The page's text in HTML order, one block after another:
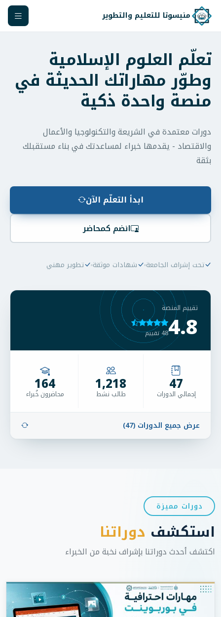
منيسوتا للتعليم والتطوير
تعلّم العلوم الإسلامية
وطوّر مهاراتك الحديثة في
منصة واحدة ذكية
دورات معتمدة في الشريعة والتكنولوجيا والأعمال
والاقتصاد - يقدمها خبراء لمساعدتك في بناء مستقبلك
بثقة
ابدأ التعلّم الآن
انضم كمحاضر
تحت إشراف الجامعة شهادات موثقة تطوير مهني
تقييم المنصة
4.848 تقييم
47
إجمالي الدورات 1,218
طالب نشط 164
محاضرون خُبراء
عرض جميع الدورات (47)
دورات مميزة
استكشف دوراتنا
اكتشف أحدث دوراتنا بإشراف نخبة من الخبراء